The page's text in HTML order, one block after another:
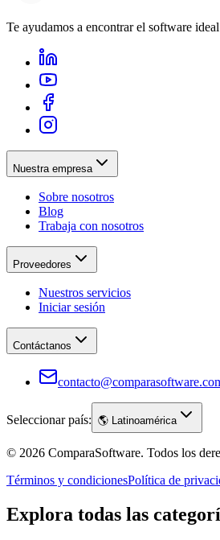
Te ayudamos a encontrar el software
Nuestra empresa
Sobre nosotros
Blog
Trabaja con nosotros
Proveedores
Nuestros servicios
Iniciar sesión
Contáctanos
Seleccionar país: 🌎 Latinoamérica
© 2026 ComparaSoftware. Todos los
Términos y condicionesPolítica de
Explora todas las